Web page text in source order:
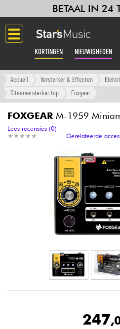
BETAAL IN 24
KORTINGEN NIEUWIGHEDEN
Langue
Versterker & Effecten
Toetsenbord & Piano
Synths & samplers
Home-studio
Hoofdtelefoon
Microfoon
Accueil Versterker & Effecten
Gitaarversterker top
Foxgear
FOXGEAR M-1959
★ ★ ★ ★ ★
★ ★ ★ ★ ★
Lees recensies (0)
Gerelateerde
247